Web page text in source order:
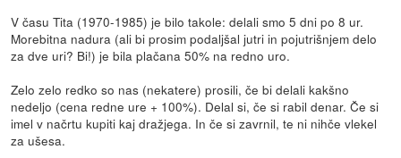
V času Tita (1970-1985) je bilo takole: delali smo 5 dni po 8 ur.
Morebitna nadura (ali bi prosim podaljšal jutri in pojutrišnjem delo
za dve uri? Bi!) je bila plačana 50% na redno uro.
Zelo zelo redko so nas (nekatere) prosili, če bi delali kakšno
nedeljo (cena redne ure + 100%). Delal si, če si rabil denar. Če si
imel v načrtu kupiti kaj dražjega. In če si zavrnil, te ni nihče vlekel
za ušesa.